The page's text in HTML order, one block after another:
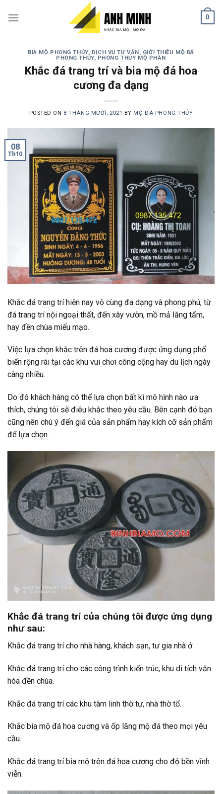
0
BIA MỘ PHONG THỦY, DỊCH VỤ TƯ VẤN, GIỚI THIỆU MỘ ĐÁ
PHONG THỦY, PHONG THỦY MỘ PHẦN
Khắc đá trang trí và bia mộ đá hoa
cương đa dạng
POSTED ON 8 THÁNG MƯỜI, 2021 BY MỘ ĐÁ PHONG THỦY
08
Th10
Khắc đá trang trí hiện nay vô cùng đa dạng và phong phú, từ
đá trang trí nội ngoại thất, đến xây vườn, mồ mả lăng tẩm,
hay đền chùa miếu mạo.
Việc lựa chọn khắc trên đá hoa cương được ứng dụng phổ
biến rộng rãi tại các khu vui chơi công cộng hay du lịch ngày
càng nhiều.
Do đó khách hàng có thể lựa chọn bất kì mô hình nào ưa
thích, chúng tôi sẽ điêu khắc theo yêu cầu. Bên cạnh đó bạn
cũng nên chú ý đến giá của sản phẩm hay kích cỡ sản phẩm
để lựa chọn.
Khắc đá trang trí của chúng tôi được ứng dụng
như sau:
Khắc đá trang trí cho nhà hàng, khách sạn, tư gia nhà ở.
Khắc đá trang trí cho các công trình kiến trúc, khu di tích văn
hóa đền chùa.
Khắc đá trang trí các khu tâm linh thờ tự, nhà thờ tổ.
Khắc bia mộ đá hoa cương và ốp lăng mộ đá theo mọi yêu
cầu.
Khắc đá trang trí bia mộ trên đá hoa cương cho độ bền vĩnh
viễn.